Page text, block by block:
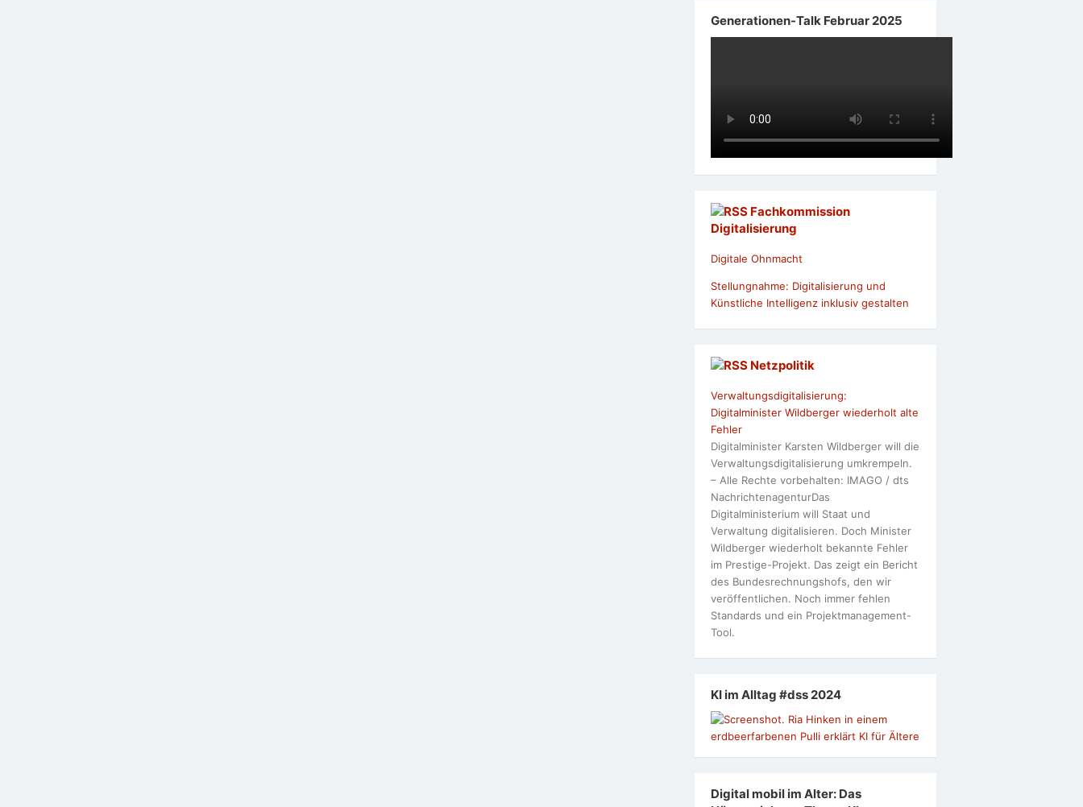
Generationen-Talk Februar 2025
Fachkommission
Digitalisierung
Digitale Ohnmacht
Stellungnahme: Digitalisierung und
Künstliche Intelligenz inklusiv gestalten
Netzpolitik
Verwaltungsdigitalisierung:
Digitalminister Wildberger wiederholt alte
Fehler
Digitalminister Karsten Wildberger will die
Verwaltungsdigitalisierung umkrempeln.
– Alle Rechte vorbehalten: IMAGO / dts
NachrichtenagenturDas
Digitalministerium will Staat und
Verwaltung digitalisieren. Doch Minister
Wildberger wiederholt bekannte Fehler
im Prestige-Projekt. Das zeigt ein Bericht
des Bundesrechnungshofs, den wir
veröffentlichen. Noch immer fehlen
Standards und ein Projektmanagement-
Tool.
KI im Alltag #dss 2024
Digital mobil im Alter: Das